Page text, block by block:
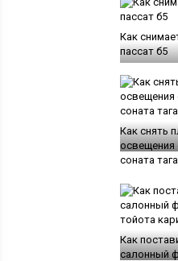
Как
пассат б5
Как снять
освещения
соната
Как
салонный